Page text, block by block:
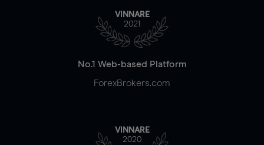
VINNARE
2021
No.1 Web-based Platform
ForexBrokers.com
VINNARE
2020